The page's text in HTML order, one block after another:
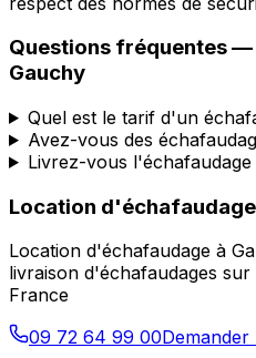
Questions fréquentes —
Gauchy
Quel est le tarif d'un
Avez-vous des
Livrez-vous l'échafaudage
Location d'échafaudage
Location d'échafaudage à
livraison d'échafaudages
France
09 72 64 99 00